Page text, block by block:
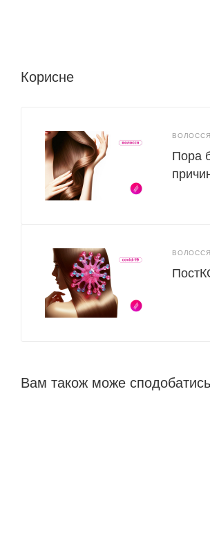
Корисне
ВОЛОССЯ
Пора
ВОЛОССЯ
Вам також може сподобатись